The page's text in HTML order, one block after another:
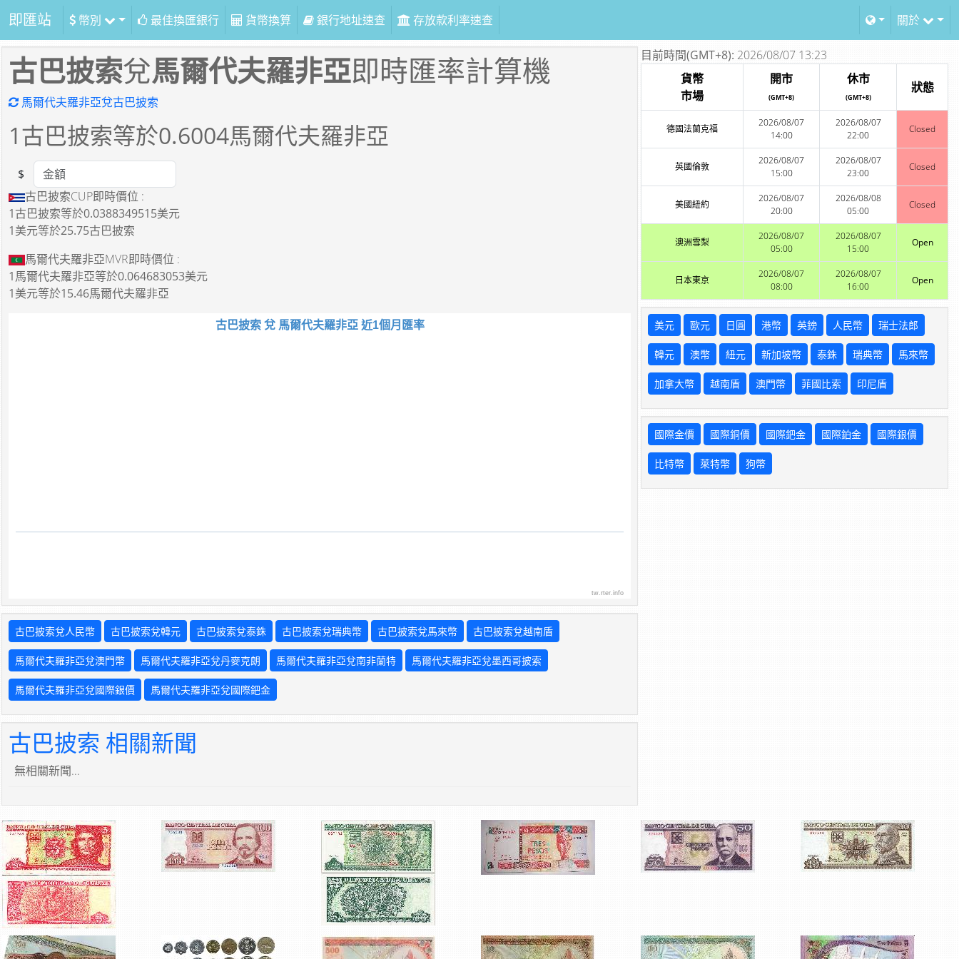
即匯站 幣別 最佳換匯銀行 貨幣換算 銀行地址速查 存放款利率速查 關於
古巴披索兌馬爾代夫羅非亞即時匯率計算機
馬爾代夫羅非亞兌古巴披索
1古巴披索等於0.6004馬爾代夫羅非亞
Amount
$
古巴披索CUP即時價位 :
1古巴披索等於0.0388349515美元
1美元等於25.75古巴披索
馬爾代夫羅非亞MVR即時價位 :
1馬爾代夫羅非亞等於0.064683053美元
1美元等於15.46馬爾代夫羅非亞
古巴披索 兌 馬爾代夫羅非亞 近1個月匯率
tw.rter.info
古巴披索兌人民幣 古巴披索兌韓元 古巴披索兌泰銖 古巴披索兌瑞典幣 古巴披索兌馬來幣 古巴披索兌越南盾
馬爾代夫羅非亞兌澳門幣 馬爾代夫羅非亞兌丹麥克朗 馬爾代夫羅非亞兌南非蘭特 馬爾代夫羅非亞兌墨西哥披索
馬爾代夫羅非亞兌國際銀價 馬爾代夫羅非亞兌國際鈀金
古巴披索 相關新聞
無相關新聞...
目前時間(GMT+8): 2026/08/07 13:23
貨幣
市場
開市
(GMT+8)
休市
(GMT+8)
狀態
德國法蘭克福
2026/08/07
14:00
2026/08/07
22:00
Closed
英國倫敦
2026/08/07
15:00
2026/08/07
23:00
Closed
美國紐約
2026/08/07
20:00
2026/08/08
05:00
Closed
澳洲雪梨
2026/08/07
05:00
2026/08/07
15:00
Open
日本東京
2026/08/07
08:00
2026/08/07
16:00
Open
美元 歐元 日圓 港幣 英鎊 人民幣 瑞士法郎
韓元 澳幣 紐元 新加坡幣 泰銖 瑞典幣 馬來幣
加拿大幣 越南盾 澳門幣 菲國比索 印尼盾
國際金價 國際銅價 國際鈀金 國際鉑金 國際銀價
比特幣 萊特幣 狗幣